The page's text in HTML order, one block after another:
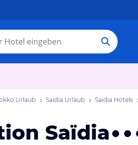
Urlaub Saidia Urlaub Saidia Hotels
Saïdia